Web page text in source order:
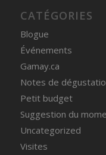
CATÉGORIES
Blogue
Événements
Gamay.ca
Notes de
Petit budget
Suggestion du
Uncategorized
Visites